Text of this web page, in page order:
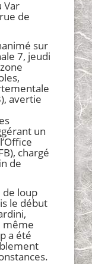
Var
de
sur
7, jeudi
avertie
un
chargé
de
de loup
le début
même
a été